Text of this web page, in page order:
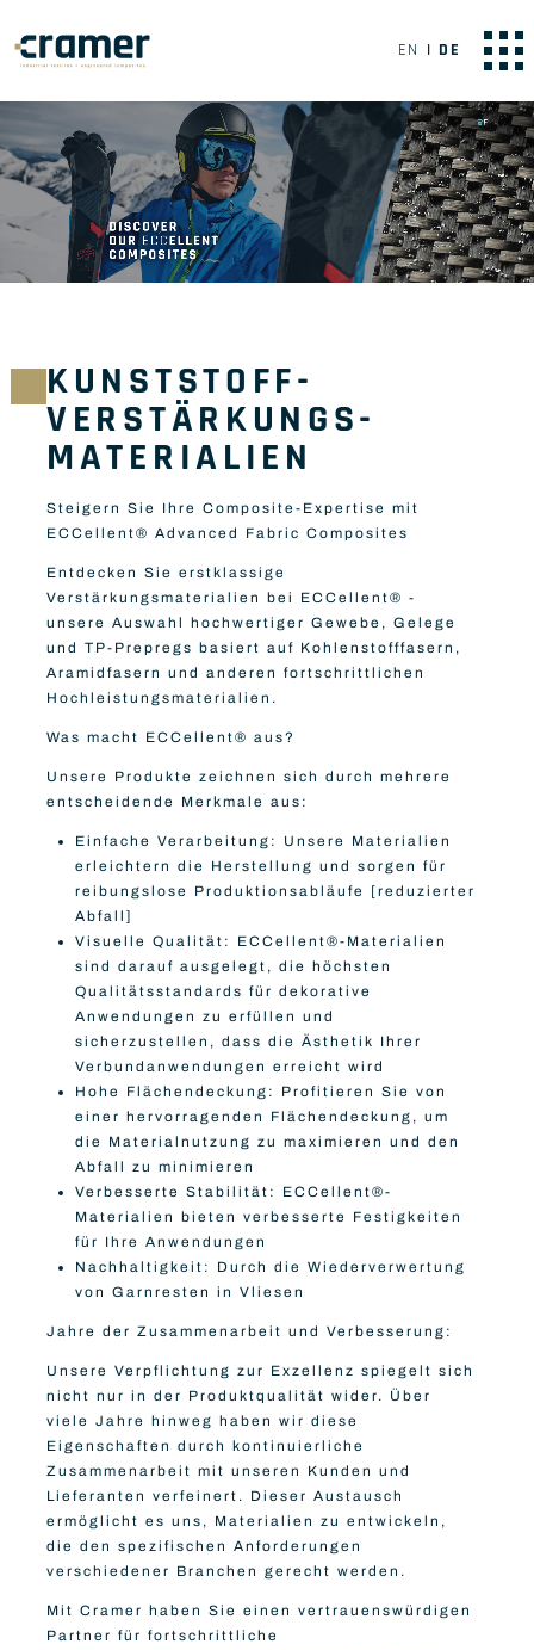
EN DE
KUNSTSTOFF-
VERSTÄRKUNGS-
MATERIALIEN
Steigern Sie Ihre Composite-Expertise mit
ECCellent® Advanced Fabric Composites
Entdecken Sie erstklassige
Verstärkungsmaterialien bei ECCellent® -
unsere Auswahl hochwertiger Gewebe, Gelege
und TP-Prepregs basiert auf Kohlenstofffasern,
Aramidfasern und anderen fortschrittlichen
Hochleistungsmaterialien.
Was macht ECCellent® aus?
Unsere Produkte zeichnen sich durch mehrere
entscheidende Merkmale aus:
Einfache Verarbeitung: Unsere Materialien
erleichtern die Herstellung und sorgen für
reibungslose Produktionsabläufe [reduzierter
Abfall]
Visuelle Qualität: ECCellent®-Materialien
sind darauf ausgelegt, die höchsten
Qualitätsstandards für dekorative
Anwendungen zu erfüllen und
sicherzustellen, dass die Ästhetik Ihrer
Verbundanwendungen erreicht wird
Hohe Flächendeckung: Profitieren Sie von
einer hervorragenden Flächendeckung, um
die Materialnutzung zu maximieren und den
Abfall zu minimieren
Verbesserte Stabilität: ECCellent®-
Materialien bieten verbesserte Festigkeiten
für Ihre Anwendungen
Nachhaltigkeit: Durch die Wiederverwertung
von Garnresten in Vliesen
Jahre der Zusammenarbeit und Verbesserung:
Unsere Verpflichtung zur Exzellenz spiegelt sich
nicht nur in der Produktqualität wider. Über
viele Jahre hinweg haben wir diese
Eigenschaften durch kontinuierliche
Zusammenarbeit mit unseren Kunden und
Lieferanten verfeinert. Dieser Austausch
ermöglicht es uns, Materialien zu entwickeln,
die den spezifischen Anforderungen
verschiedener Branchen gerecht werden.
Mit Cramer haben Sie einen vertrauenswürdigen
Partner für fortschrittliche